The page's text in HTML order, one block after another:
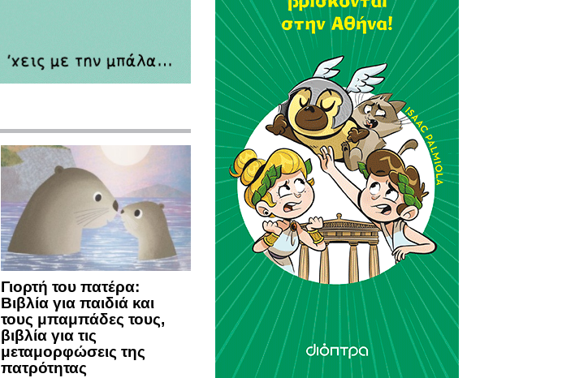
Γιορτή του πατέρα:
Βιβλία για παιδιά και
τους μπαμπάδες τους,
βιβλία για τις
μεταμορφώσεις της
πατρότητας